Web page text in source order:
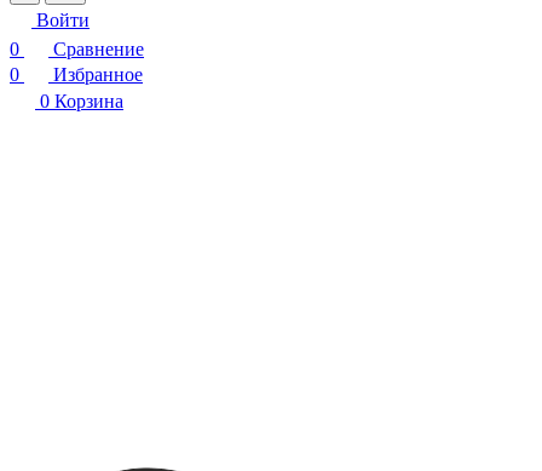
Войти
0
Сравнение
0
Избранное
0 Корзина